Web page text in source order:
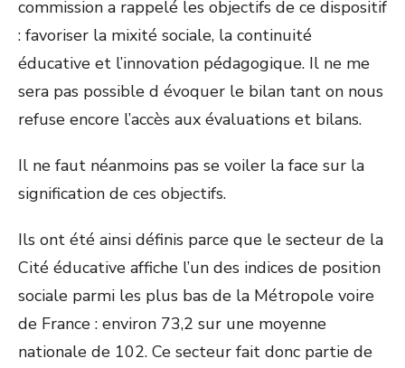
commission a rappelé les objectifs de ce dispositif
: favoriser la mixité sociale, la continuité
éducative et l’innovation pédagogique. Il ne me
sera pas possible d évoquer le bilan tant on nous
refuse encore l’accès aux évaluations et bilans.
Il ne faut néanmoins pas se voiler la face sur la
signification de ces objectifs.
Ils ont été ainsi définis parce que le secteur de la
Cité éducative affiche l’un des indices de position
sociale parmi les plus bas de la Métropole voire
de France : environ 73,2 sur une moyenne
nationale de 102. Ce secteur fait donc partie de